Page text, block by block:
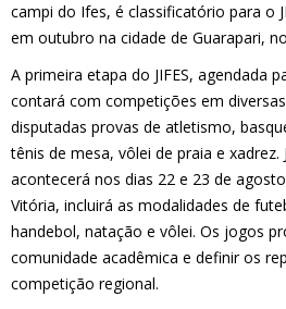
campi do Ifes, é classificatório para o
em outubro na cidade de Guarapari,
A primeira etapa do JIFES, agendada
contará com competições em
disputadas provas de atletismo,
tênis de mesa, vôlei de praia e xadrez.
acontecerá nos dias 22 e 23 de
Vitória, incluirá as modalidades de
handebol, natação e vôlei. Os jogos
comunidade acadêmica e definir os
competição regional.